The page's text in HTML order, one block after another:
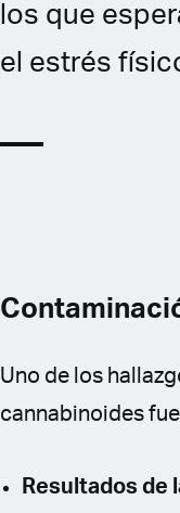
los que
el estrés
Uno de los
cannabinoides
Resultados de